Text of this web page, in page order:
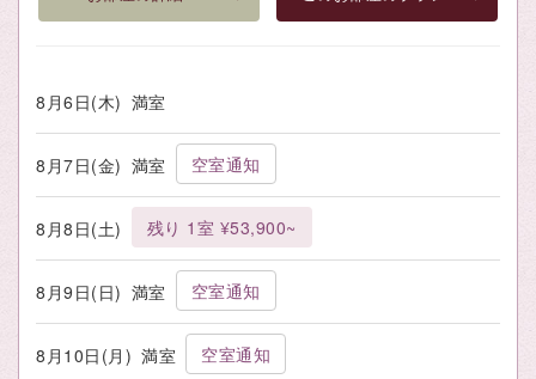
8月6日(木) 満室
8月7日(金) 満室 空室通知
8月8日(土) 残り 1室 ¥53,900~
8月9日(日) 満室 空室通知
8月10日(月) 満室 空室通知